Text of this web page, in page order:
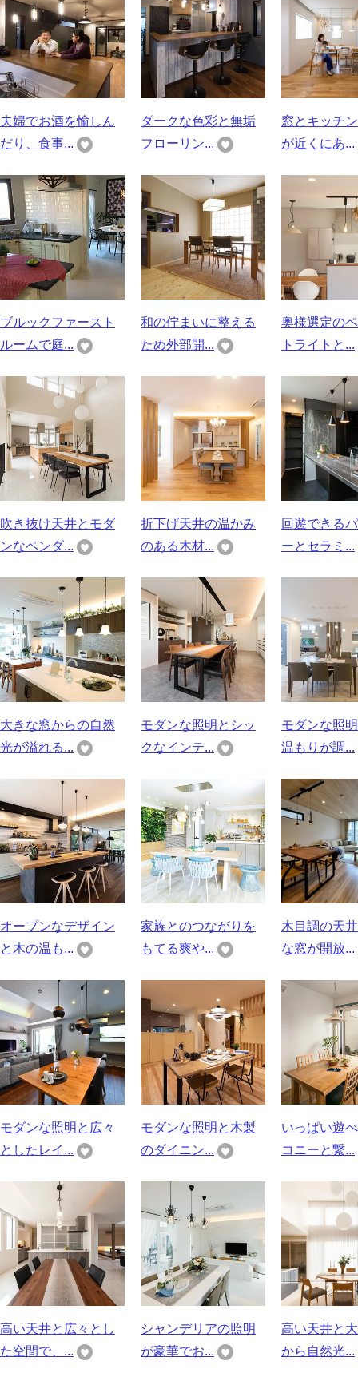
夫婦でお酒を愉しん
だり、食事...
ダークな色彩と無垢
フローリン...
窓とキッチ
が近くにあ...
ブルックファースト
ルームで庭...
和の佇まいに整える
ため外部開...
奥様選定の
トライトと...
吹き抜け天井とモダ
ンなペンダ...
折下げ天井の温かみ
のある木材...
回遊できる
ーとセラミ...
大きな窓からの自然
光が溢れる...
モダンな照明とシッ
クなインテ...
モダンな照
温もりが調...
オープンなデザイン
と木の温も...
家族とのつながりを
もてる爽や...
木目調の天
な窓が開放...
モダンな照明と広々
としたレイ...
モダンな照明と木製
のダイニン...
いっぱい遊
コニーと繋...
高い天井と広々とし
た空間で、...
シャンデリアの照明
が豪華でお...
高い天井と
から自然光...